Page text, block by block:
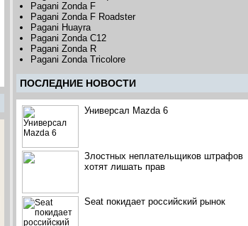
Pagani Zonda F
Pagani Zonda F Roadster
Pagani Huayra
Pagani Zonda C12
Pagani Zonda R
Pagani Zonda Tricolore
ПОCЛЕДНИЕ НОВОСТИ
Универсал Mazda 6
Злостных неплательщиков штрафов
хотят лишать прав
Seat покидает российский рынок